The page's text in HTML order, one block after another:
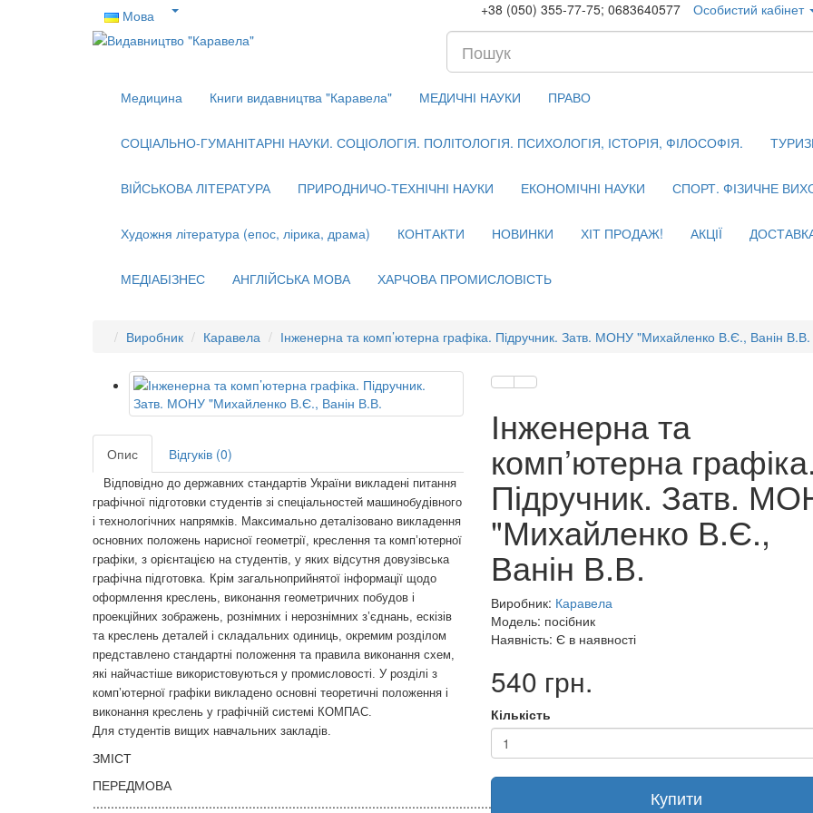
Мова +38 (050) 355-77-75; 0683640577 Особистий кабінет
Медицина Книги видавництва "Каравела" МЕДИЧНІ НАУКИ ПРАВО
СОЦІАЛЬНО-ГУМАНІТАРНІ НАУКИ. СОЦІОЛОГІЯ. ПОЛІТОЛОГІЯ. ПСИХОЛОГІЯ, ІСТОРІЯ, ФІЛОСОФІЯ.
ВІЙСЬКОВА ЛІТЕРАТУРА ПРИРОДНИЧО-ТЕХНІЧНІ НАУКИ ЕКОНОМІЧНІ НАУКИ СПОРТ. ФІЗИЧНЕ
Художня література (епос, лірика, драма) КОНТАКТИ НОВИНКИ ХІТ ПРОДАЖ! АКЦІЇ
МЕДІАБІЗНЕС АНГЛІЙСЬКА МОВА ХАРЧОВА ПРОМИСЛОВІСТЬ
Виробник Каравела Інженерна та комп’ютерна графіка. Підручник. Затв. МОНУ "Михайленко В.Є., Ванін В.В.
Опис Відгуків (0)
Відповідно до державних стандартів України викладені питання
графічної підготовки студентів зі спеціальностей машинобудівного
і технологічних напрямків. Максимально деталізовано викладення
основних положень нарисної геометрії, креслення та комп’ютерної
графіки, з орієнтацією на студентів, у яких відсутня довузівська
графічна підготовка. Крім загальноприйнятої інформації щодо
оформлення креслень, виконання геометричних побудов і
проекційних зображень, рознімних і нерознімних з’єднань, ескізів
та креслень деталей і складальних одиниць, окремим розділом
представлено стандартні положення та правила виконання схем,
які найчастіше використовуються у промисловості. У розділі з
комп’ютерної графіки викладено основні теоретичні положення і
виконання креслень у графічній системі КОМПАС.
Для студентів вищих навчальних закладів.
ЗМІСТ
ПЕРЕДМОВА
...........................................................................................................................
Інженерна та
комп’ютерна
Підручник. Затв.
"Михайленко В.Є.,
Ванін В.В.
Виробник: Каравела
Модель: посібник
Наявність: Є в наявності
540 грн.
Кількість
Купити